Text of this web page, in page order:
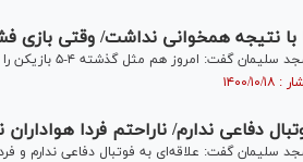
با نتیجه همخوانی نداشت/ وقتی بازی
گذشته ۴-۵ بازیکن را نداشتیم و مجبور شدیم تغییرات اجباری انجام بدهیم.
دفاعی ندارم/ ناراحتم فردا
سلیمان گفت: علاقه‌ای به فوتبال دفاعی ندارم و